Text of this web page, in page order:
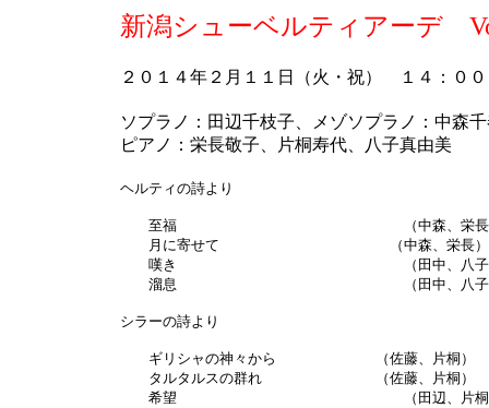
新潟シューベルティアーデ
２０１４年２月１１日（火・祝） １４：
ソプラノ：田辺千枝子、メゾソプラノ：中
ピアノ：栄長敬子、片桐寿代、八子真由美
ヘルティの詩より
至福 （中森、栄長
月に寄せて （中森、栄長）
嘆き （田中、八子
溜息 （田中、八子
シラーの詩より
ギリシャの神々から （佐藤、片桐）
タルタルスの群れ （佐藤、片桐）
希望 （田辺、片桐